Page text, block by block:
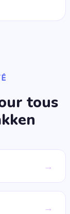
tous
→
→